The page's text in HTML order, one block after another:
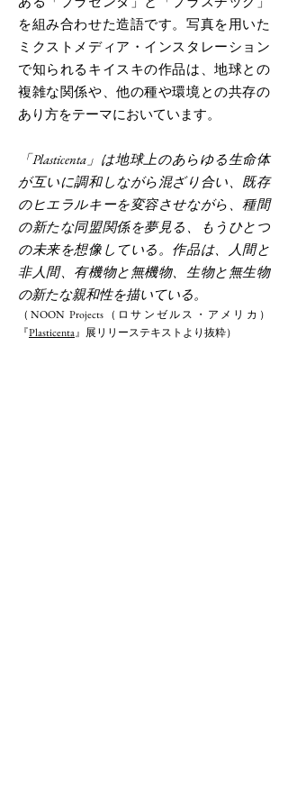
を組み合わせた造語です。写真を用いた
ミクストメディア・インスタレーション
で知られるキイスキの作品は、地球との
複雑な関係や、他の種や環境との共存の
あり方をテーマにおいています。
「Plasticenta」は地球上のあらゆる生命体
が互いに調和しながら混ざり合い、既存
のヒエラルキーを変容させながら、種間
の新たな同盟関係を夢見る、もうひとつ
の未来を想像している。作品は、人間と
非人間、有機物と無機物、生物と無生物
の新たな親和性を描いている。
（NOON Projects（ロサンゼルス・アメリカ）
『Plasticenta』展リリーステキストより抜粋）